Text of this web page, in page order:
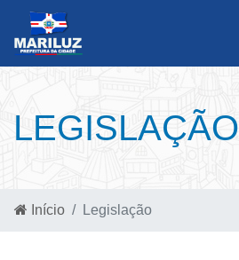
LEGISLAÇÃO
Início Legislação